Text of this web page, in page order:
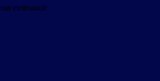
elettronica!